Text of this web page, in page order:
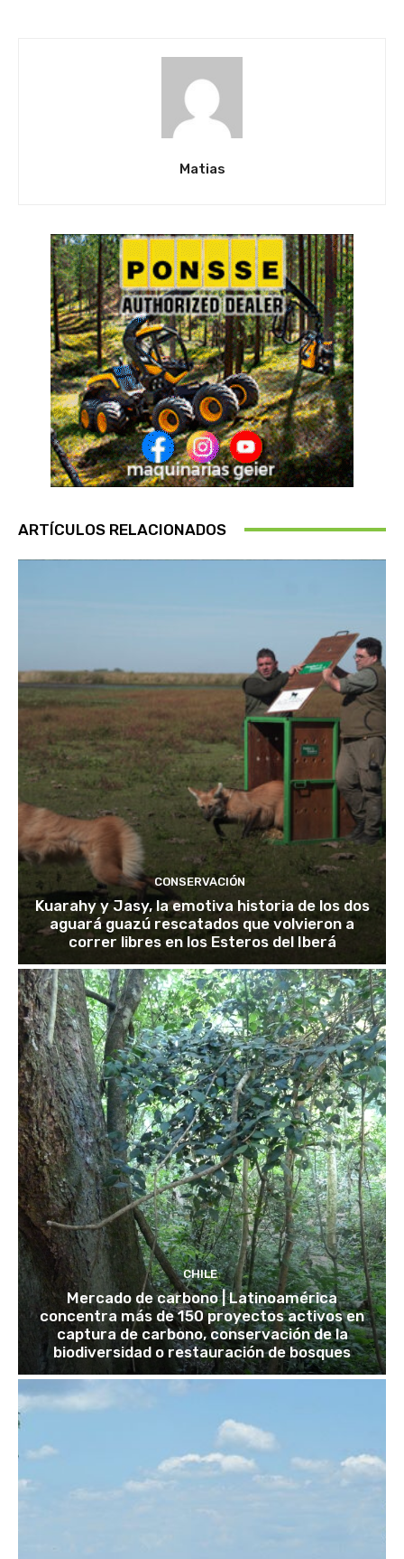
Matias
ARTÍCULOS RELACIONADOS
CONSERVACIÓN
Kuarahy y Jasy, la emotiva historia de los dos
aguará guazú rescatados que volvieron a
correr libres en los Esteros del Iberá
CHILE
Mercado de carbono | Latinoamérica
concentra más de 150 proyectos activos en
captura de carbono, conservación de la
biodiversidad o restauración de bosques